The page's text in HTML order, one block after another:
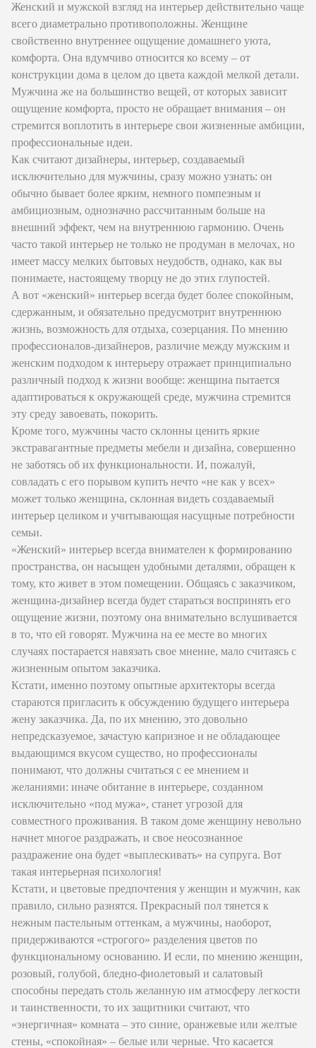
Женский и мужской взгляд на интерьер действительно чаще
всего диаметрально противоположны. Женщине
свойственно внутреннее ощущение домашнего уюта,
комфорта. Она вдумчиво относится ко всему – от
конструкции дома в целом до цвета каждой мелкой детали.
Мужчина же на большинство вещей, от которых зависит
ощущение комфорта, просто не обращает внимания – он
стремится воплотить в интерьере свои жизненные амбиции,
профессиональные идеи.
Как считают дизайнеры, интерьер, создаваемый
исключительно для мужчины, сразу можно узнать: он
обычно бывает более ярким, немного помпезным и
амбициозным, однозначно рассчитанным больше на
внешний эффект, чем на внутреннюю гармонию. Очень
часто такой интерьер не только не продуман в мелочах, но
имеет массу мелких бытовых неудобств, однако, как вы
понимаете, настоящему творцу не до этих глупостей.
А вот «женский» интерьер всегда будет более спокойным,
сдержанным, и обязательно предусмотрит внутреннюю
жизнь, возможность для отдыха, созерцания. По мнению
профессионалов-дизайнеров, различие между мужским и
женским подходом к интерьеру отражает принципиально
различный подход к жизни вообще: женщина пытается
адаптироваться к окружающей среде, мужчина стремится
эту среду завоевать, покорить.
Кроме того, мужчины часто склонны ценить яркие
экстравагантные предметы мебели и дизайна, совершенно
не заботясь об их функциональности. И, пожалуй,
совладать с его порывом купить нечто «не как у всех»
может только женщина, склонная видеть создаваемый
интерьер целиком и учитывающая насущные потребности
семьи.
«Женский» интерьер всегда внимателен к формированию
пространства, он насыщен удобными деталями, обращен к
тому, кто живет в этом помещении. Общаясь с заказчиком,
женщина-дизайнер всегда будет стараться воспринять его
ощущение жизни, поэтому она внимательно вслушивается
в то, что ей говорят. Мужчина на ее месте во многих
случаях постарается навязать свое мнение, мало считаясь с
жизненным опытом заказчика.
Кстати, именно поэтому опытные архитекторы всегда
стараются пригласить к обсуждению будущего интерьера
жену заказчика. Да, по их мнению, это довольно
непредсказуемое, зачастую капризное и не обладающее
выдающимся вкусом существо, но профессионалы
понимают, что должны считаться с ее мнением и
желаниями: иначе обитание в интерьере, созданном
исключительно «под мужа», станет угрозой для
совместного проживания. В таком доме женщину невольно
начнет многое раздражать, и свое неосознанное
раздражение она будет «выплескивать» на супруга. Вот
такая интерьерная психология!
Кстати, и цветовые предпочтения у женщин и мужчин, как
правило, сильно разнятся. Прекрасный пол тянется к
нежным пастельным оттенкам, а мужчины, наоборот,
придерживаются «строгого» разделения цветов по
функциональному основанию. И если, по мнению женщин,
розовый, голубой, бледно-фиолетовый и салатовый
способны передать столь желанную им атмосферу легкости
и таинственности, то их защитники считают, что
«энергичная» комната – это синие, оранжевые или желтые
стены, «спокойная» – белые или черные. Что касается